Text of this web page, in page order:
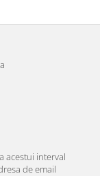
acestui interval
de email